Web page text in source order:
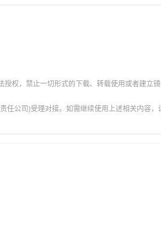
权，禁止一切形式的下载、转载使用或者建立
公司)受理对接。如需继续使用上述相关内容